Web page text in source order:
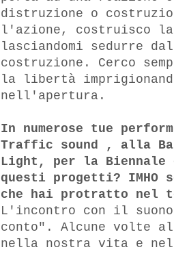
distruzione o
l'azione, costruisco la
lasciandomi sedurre
costruzione. Cerco
la libertà
nell'apertura.
In numerose tue
Traffic sound , alla
Light, per la Biennale
questi progetti? IMHO
che hai protratto nel
L'incontro con il suono
conto". Alcune volte
nella nostra vita e